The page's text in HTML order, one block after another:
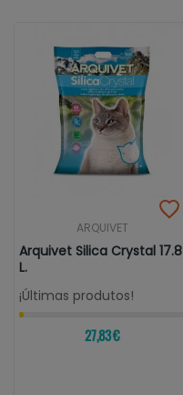
ARQUIVET
Arquivet Silica Crystal 17.8
L.
¡Últimas produtos!
27,83 €